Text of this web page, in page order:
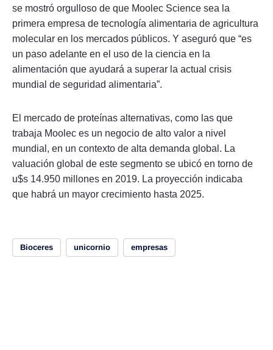
se mostró orgulloso de que Moolec Science sea la
primera empresa de tecnología alimentaria de agricultura
molecular en los mercados públicos. Y aseguró que “es
un paso adelante en el uso de la ciencia en la
alimentación que ayudará a superar la actual crisis
mundial de seguridad alimentaria”.
El mercado de proteínas alternativas, como las que
trabaja Moolec es un negocio de alto valor a nivel
mundial, en un contexto de alta demanda global. La
valuación global de este segmento se ubicó en torno de
u$s 14.950 millones en 2019. La proyección indicaba
que habrá un mayor crecimiento hasta 2025.
Bioceres unicornio empresas